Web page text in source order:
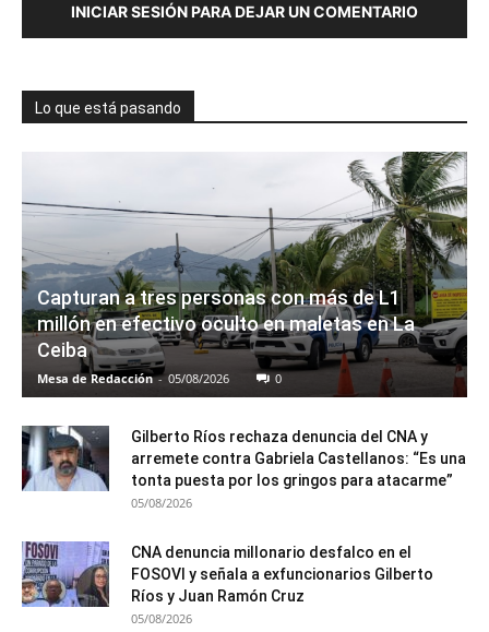
INICIAR SESIÓN PARA DEJAR UN COMENTARIO
Lo que está pasando
Capturan a tres personas con más de L1
millón en efectivo oculto en maletas en La
Ceiba
Mesa de Redacción - 05/08/2026 0
Gilberto Ríos rechaza denuncia del CNA y
arremete contra Gabriela Castellanos: “Es una
tonta puesta por los gringos para atacarme”
05/08/2026
CNA denuncia millonario desfalco en el
FOSOVI y señala a exfuncionarios Gilberto
Ríos y Juan Ramón Cruz
05/08/2026